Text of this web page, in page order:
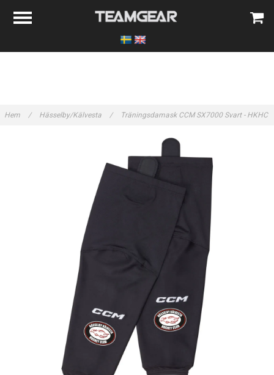
Hem / Hässelby/Kälvesta / Träningsdamask CCM SX7000 Svart - HKHC